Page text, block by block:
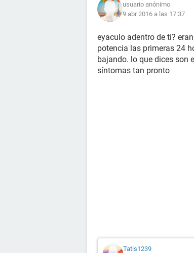
usuario anónimo
9 abr 2016 a las 17:37
eyaculo adentro de ti?
potencia las primeras 24
bajando. lo que dices son
síntomas tan pronto
Tatis1239